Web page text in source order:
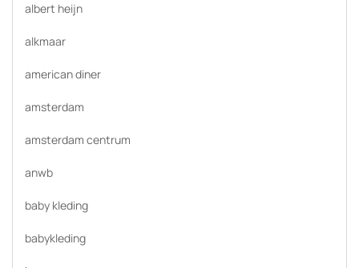
albert heijn
alkmaar
american diner
amsterdam
amsterdam centrum
anwb
baby kleding
babykleding